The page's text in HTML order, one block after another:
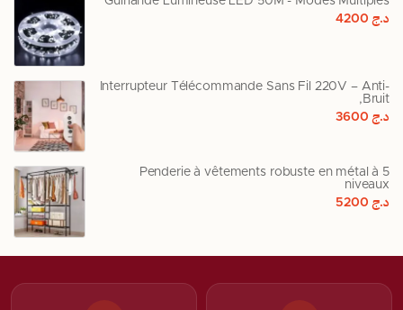
د.ج4200
Interrupteur Télécommande Sans Fil 220V – Anti-
Bruit,
د.ج3600
Penderie à vêtements robuste en métal à 5
niveaux
د.ج5200